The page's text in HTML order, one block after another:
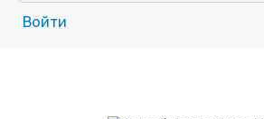
Войти